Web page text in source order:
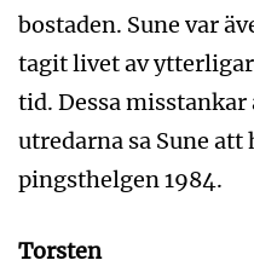
bostaden. Sune var
tagit livet av
tid. Dessa
utredarna sa Sune
pingsthelgen 1984.
Torsten